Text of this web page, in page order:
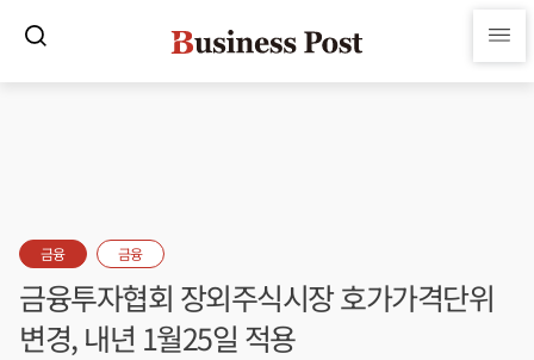
금융 금융
금융투자협회 장외주식시장 호가가격단위
변경, 내년 1월25일 적용